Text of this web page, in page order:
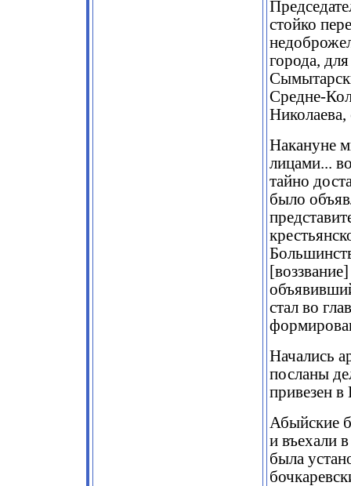
стойко
города,
Средне-
Николаева,
Накануне
лицами...
тайно
было
стал во
Начались
посланы
привезен
Абыйские
и въехали
была